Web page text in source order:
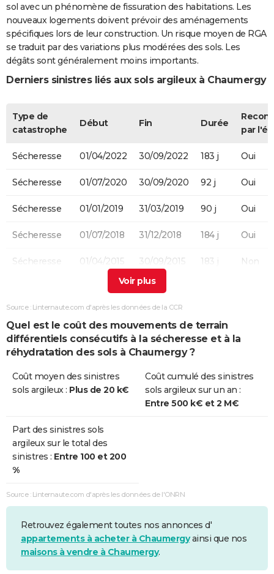
sol avec un phénomène de fissuration des habitations. Les
nouveaux logements doivent prévoir des aménagements
spécifiques lors de leur construction. Un risque moyen de RGA
se traduit par des variations plus modérées des sols. Les
dégâts sont généralement moins importants.
Derniers sinistres liés aux sols argileux à Chaumergy
Type de
catastrophe
Début Fin Durée
par
Sécheresse 01/04/2022 30/09/2022 183 j Oui
Sécheresse 01/07/2020 30/09/2020 92 j Oui
Sécheresse 01/01/2019 31/03/2019 90 j Oui
Sécheresse 01/07/2018 31/12/2018 184 j Oui
Sécheresse 01/04/2015 30/09/2015 183 j Non
01/07/2003 30/09/2003
Source : Linternaute.com d'après les données de la CCR
Quel est le coût des mouvements de terrain
différentiels consécutifs à la sécheresse et à la
réhydratation des sols à Chaumergy ?
Coût moyen des sinistres
sols argileux : Plus de 20 k€
Coût cumulé des sinistres
sols argileux sur un an :
Entre 500 k€ et 2 M€
Part des sinistres sols
argileux sur le total des
sinistres : Entre 100 et 200
%
Source : Linternaute.com d'après les données de l'ONRN
Retrouvez également toutes nos annonces d'
appartements à acheter à Chaumergyainsi que nos
maisons à vendre à Chaumergy.